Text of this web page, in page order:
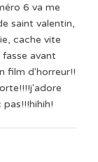
6 va me
saint valentin,
cache vite
avant
film d'horreur!!
pas!!!hihih!